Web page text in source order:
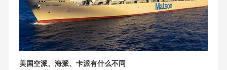
美国空派、海派、卡派有什么不同